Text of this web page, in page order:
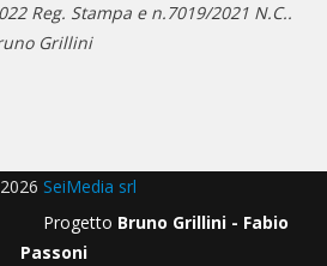
Reg. Stampa e n.7019/2021 N.C..
Grillini
SeiMedia srl
Progetto Bruno Grillini - Fabio
Passoni